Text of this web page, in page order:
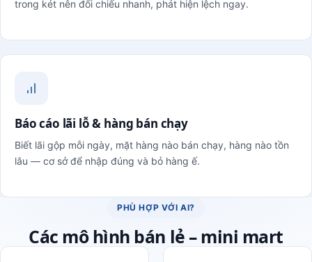
trong két nên đối chiếu nhanh, phát hiện lệch ngay.
Báo cáo lãi lỗ & hàng bán chạy
Biết lãi gộp mỗi ngày, mặt hàng nào bán chạy, hàng nào tồn
lâu — cơ sở để nhập đúng và bỏ hàng ế.
PHÙ HỢP VỚI AI?
Các mô hình bán lẻ – mini mart